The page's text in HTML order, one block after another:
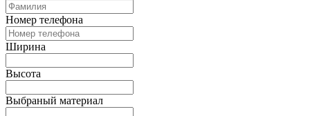
Номер телефона
Ширина
Высота
Выбраный материал